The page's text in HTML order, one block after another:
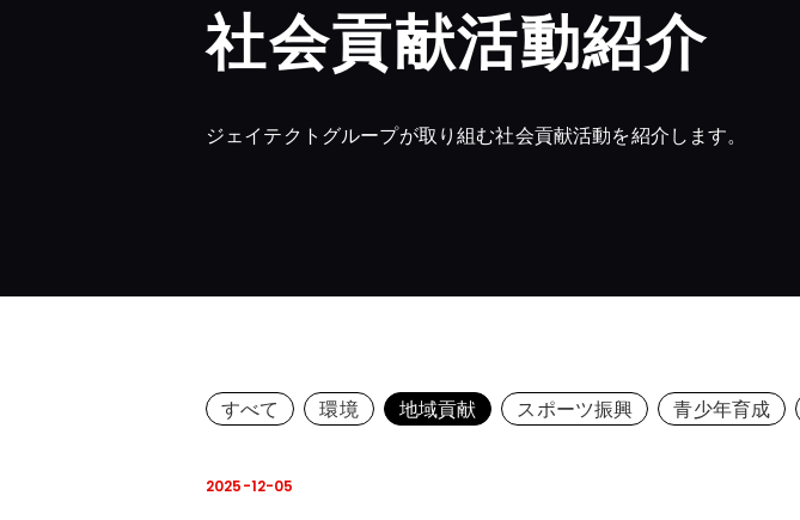
社会貢献活動紹介
ジェイテクトグループが取り組む社会貢献活動を紹介します。
すべて 環境 地域貢献 スポーツ振興 青少年育成
2025-12-05